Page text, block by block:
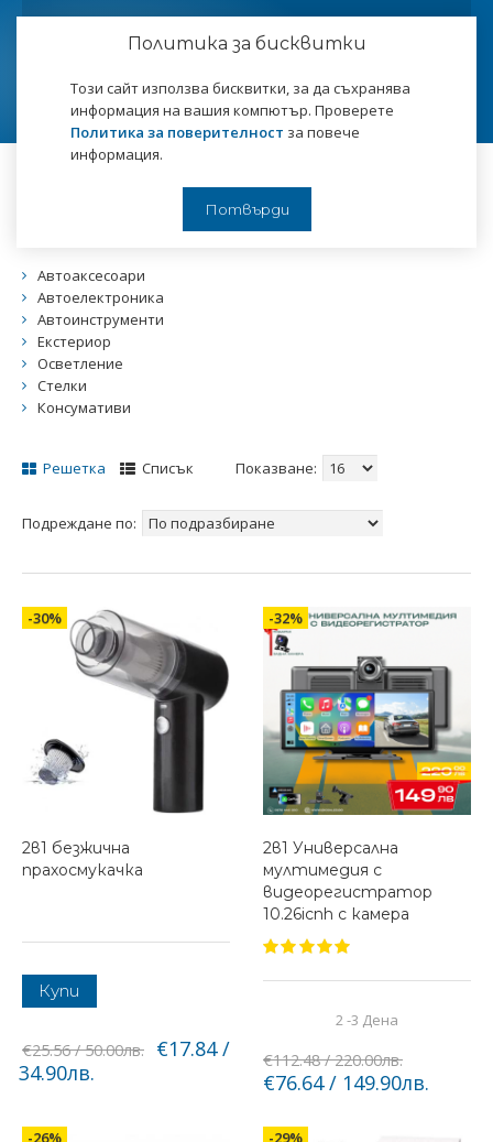
Политика за бисквитки
Този сайт използва бисквитки, за да съхранява
информация на вашия компютър. Проверете
Политика за поверителност за повече
информация.
Потвърди
Автоаксесоари
Автоелектроника
Автоинструменти
Екстериор
Осветление
Стелки
Консумативи
Решетка Списък Показване:
Подреждане по:
2в1 безжична
прахосмукачка
Купи
€25.56 / 50.00лв.
€17.84 /
34.90лв.
-30%
2в1 Универсална
мултимедия с
видеорегистратор
10.26icnh с камера
2 -3 Дена
€112.48 / 220.00лв.
€76.64 / 149.90лв.
-32%
-26% -29%